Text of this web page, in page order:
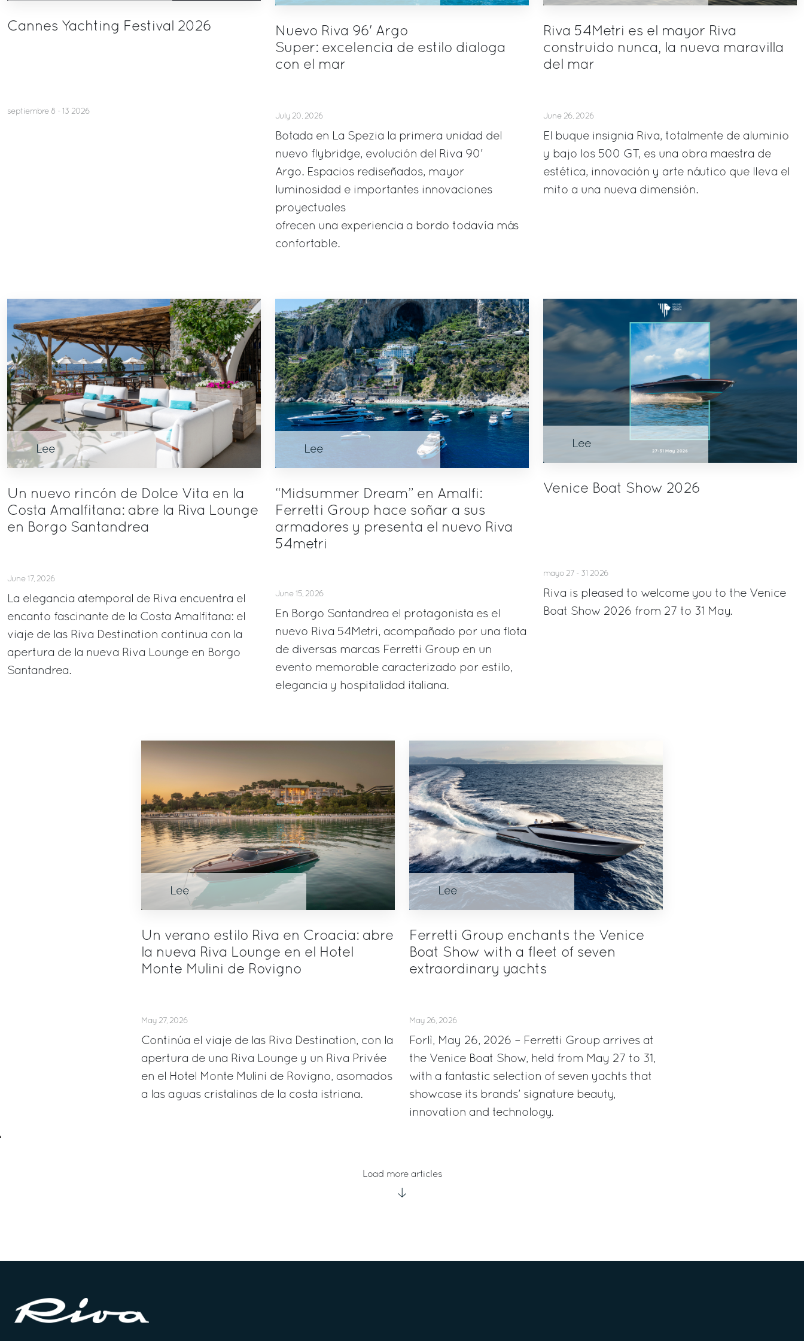
Cannes Yachting Festival 2026
septiembre 8 - 13 2026
Nuevo Riva 96' Argo
Super: excelencia de estilo dialoga
con el mar
July 20, 2026
Botada en La Spezia la primera unidad del
nuevo flybridge, evolución del Riva 90'
Argo. Espacios rediseñados, mayor
luminosidad e importantes innovaciones
proyectuales
ofrecen una experiencia a bordo todavía más
confortable.
Riva 54Metri es el mayor Riva
construido nunca, la nueva maravilla
del mar
June 26, 2026
El buque insignia Riva, totalmente de aluminio
y bajo los 500 GT, es una obra maestra de
estética, innovación y arte náutico que lleva el
mito a una nueva dimensión.
Lee
Un nuevo rincón de Dolce Vita en la
Costa Amalfitana: abre la Riva Lounge
en Borgo Santandrea
June 17, 2026
La elegancia atemporal de Riva encuentra el
encanto fascinante de la Costa Amalfitana: el
viaje de las Riva Destination continua con la
apertura de la nueva Riva Lounge en Borgo
Santandrea.
Lee
“Midsummer Dream” en Amalfi:
Ferretti Group hace soñar a sus
armadores y presenta el nuevo Riva
54metri
June 15, 2026
En Borgo Santandrea el protagonista es el
nuevo Riva 54Metri, acompañado por una flota
de diversas marcas Ferretti Group en un
evento memorable caracterizado por estilo,
elegancia y hospitalidad italiana.
Lee
Venice Boat Show 2026
mayo 27 - 31 2026
Riva is pleased to welcome you to the Venice
Boat Show 2026 from 27 to 31 May.
Lee
Un verano estilo Riva en Croacia: abre
la nueva Riva Lounge en el Hotel
Monte Mulini de Rovigno
May 27, 2026
Continúa el viaje de las Riva Destination, con la
apertura de una Riva Lounge y un Riva Privée
en el Hotel Monte Mulini de Rovigno, asomados
a las aguas cristalinas de la costa istriana.
Lee
Ferretti Group enchants the Venice
Boat Show with a fleet of seven
extraordinary yachts
May 26, 2026
Forlì, May 26, 2026 – Ferretti Group arrives at
the Venice Boat Show, held from May 27 to 31,
with a fantastic selection of seven yachts that
showcase its brands’ signature beauty,
innovation and technology.
Load more articles